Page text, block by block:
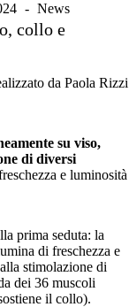
News
collo e
da Paola Rizzi
su viso,
di diversi
e luminosità
prima seduta: la
di freschezza e
stimolazione di
dei 36 muscoli
il collo).